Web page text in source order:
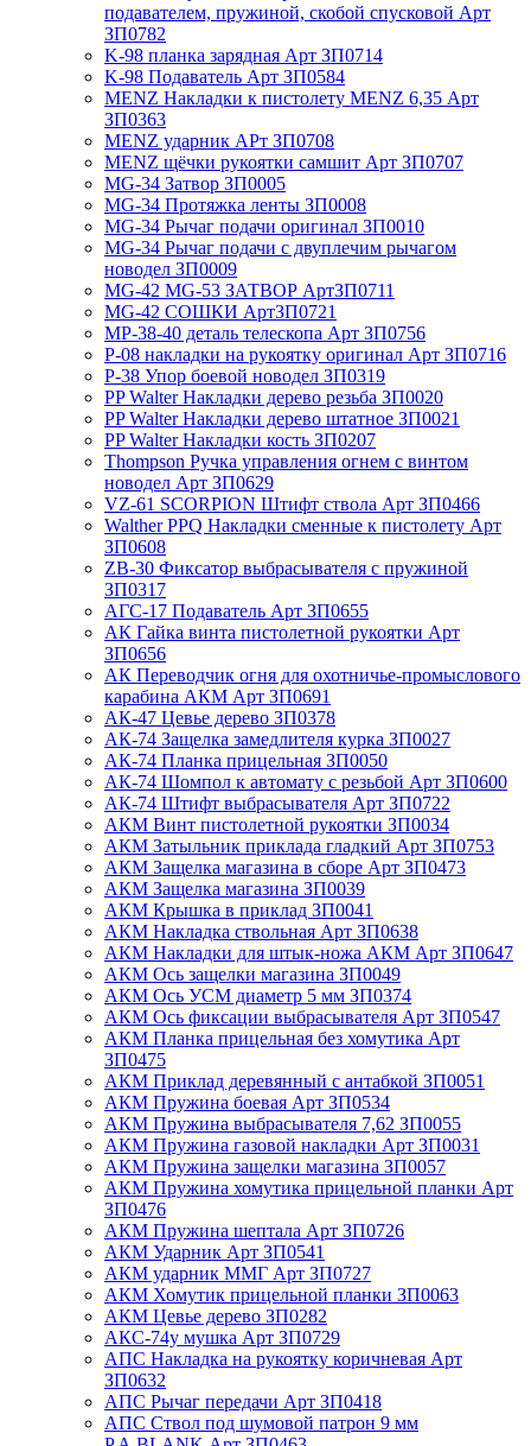
подавателем, пружиной, скобой спусковой Арт
ЗП0782
K-98 планка зарядная Арт ЗП0714
K-98 Подаватель Арт ЗП0584
MENZ Накладки к пистолету MENZ 6,35 Арт
ЗП0363
MENZ ударник АРт ЗП0708
MENZ щёчки рукоятки самшит Арт ЗП0707
MG-34 Затвор ЗП0005
MG-34 Протяжка ленты ЗП0008
MG-34 Рычаг подачи оригинал ЗП0010
MG-34 Рычаг подачи с двуплечим рычагом
новодел ЗП0009
MG-42 MG-53 ЗАТВОР АртЗП0711
MG-42 СОШКИ АртЗП0721
MP-38-40 деталь телескопа Арт ЗП0756
P-08 накладки на рукоятку оригинал Арт ЗП0716
P-38 Упор боевой новодел ЗП0319
PP Walter Накладки дерево резьба ЗП0020
PP Walter Накладки дерево штатное ЗП0021
PP Walter Накладки кость ЗП0207
Thompson Ручка управления огнем с винтом
новодел Арт ЗП0629
VZ-61 SCORPION Штифт ствола Арт ЗП0466
Walther PPQ Накладки сменные к пистолету Арт
ЗП0608
ZB-30 Фиксатор выбрасывателя с пружиной
ЗП0317
АГС-17 Подаватель Арт ЗП0655
АК Гайка винта пистолетной рукоятки Арт
ЗП0656
АК Переводчик огня для охотничье-промыслового
карабина АКМ Арт ЗП0691
АК-47 Цевье дерево ЗП0378
АК-74 Защелка замедлителя курка ЗП0027
АК-74 Планка прицельная ЗП0050
АК-74 Шомпол к автомату с резьбой Арт ЗП0600
АК-74 Штифт выбрасывателя Арт ЗП0722
АКМ Винт пистолетной рукоятки ЗП0034
АКМ Затыльник приклада гладкий Арт ЗП0753
АКМ Защелка магазина в сборе Арт ЗП0473
АКМ Защелка магазина ЗП0039
АКМ Крышка в приклад ЗП0041
АКМ Накладка ствольная Арт ЗП0638
АКМ Накладки для штык-ножа АКМ Арт ЗП0647
АКМ Ось защелки магазина ЗП0049
АКМ Ось УСМ диаметр 5 мм ЗП0374
АКМ Ось фиксации выбрасывателя Арт ЗП0547
АКМ Планка прицельная без хомутика Арт
ЗП0475
АКМ Приклад деревянный с антабкой ЗП0051
АКМ Пружина боевая Арт ЗП0534
АКМ Пружина выбрасывателя 7,62 ЗП0055
АКМ Пружина газовой накладки Арт ЗП0031
АКМ Пружина защелки магазина ЗП0057
АКМ Пружина хомутика прицельной планки Арт
ЗП0476
АКМ Пружина шептала Арт ЗП0726
АКМ Ударник Арт ЗП0541
АКМ ударник ММГ Арт ЗП0727
АКМ Хомутик прицельной планки ЗП0063
АКМ Цевье дерево ЗП0282
АКС-74у мушка Арт ЗП0729
АПС Накладка на рукоятку коричневая Арт
ЗП0632
АПС Рычаг передачи Арт ЗП0418
АПС Ствол под шумовой патрон 9 мм